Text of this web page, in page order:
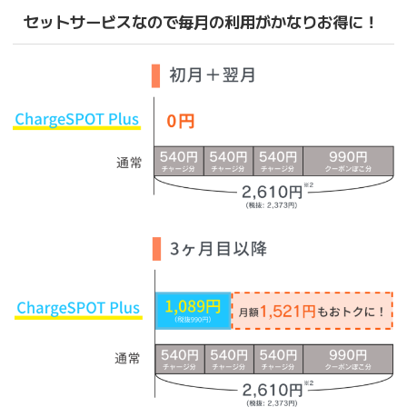
セットサービスなので毎月の利用がかなりお得に！